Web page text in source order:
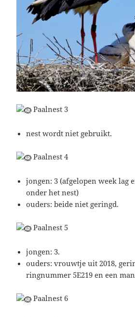
Paalnest 3
nest wordt niet gebruikt.
Paalnest 4
jongen: 3 (afgelopen week lag
onder het nest)
ouders: beide niet geringd.
Paalnest 5
jongen: 3.
ouders: vrouwtje uit 2018,
ringnummer 5E219 en een
Paalnest 6